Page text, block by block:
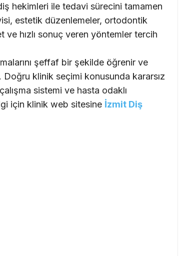
hekimleri ile tedavi sürecini tamamen
estetik düzenlemeler, ortodontik
hızlı sonuç veren yöntemler tercih
şeffaf bir şekilde öğrenir ve
klinik seçimi konusunda kararsız
sistemi ve hasta odaklı
için klinik web sitesine İzmit Diş